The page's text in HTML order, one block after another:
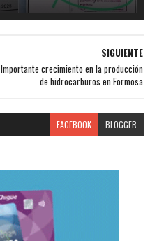
SIGUIENTE
Importante crecimiento en la producción
de hidrocarburos en Formosa
FACEBOOK BLOGGER